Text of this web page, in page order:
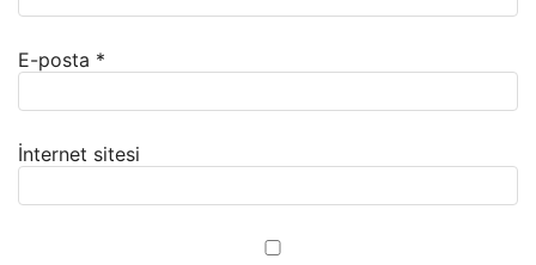
E-posta *
İnternet sitesi